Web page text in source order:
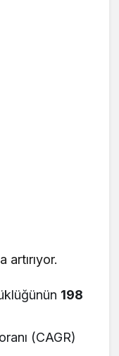
artırıyor.
198
(CAGR)